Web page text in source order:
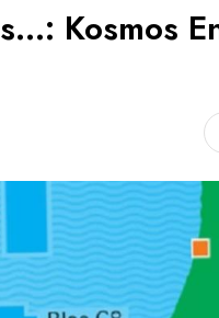
Kosmos